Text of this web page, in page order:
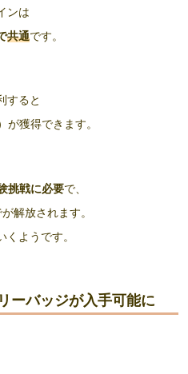
ンは
共通です。
すると
が獲得できます。
挑戦に必要で、
が解放されます。
ようです。
ーバッジが入手可能に